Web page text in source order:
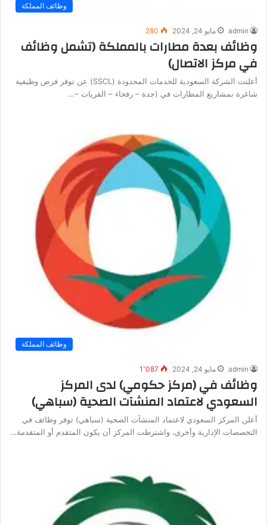
وظائف المملكة
admin مايو 24, 2024 280
وظائف بعدة مطارات بالمملكة (تشمل وظائف
في مركز الاتصال)
أعلنت الشركة السعودية للخدمات المحدودة (SSCL) عن توفر فرص وظيفية
شاغرة بمشاريع المطارات في (جدة – رفحاء – القريات –…
وظائف المملكة
admin مايو 24, 2024 1٬087
وظائف في (مركز حكومي) لدى المركز
السعودي لاعتماد المنشآت الصحية (سباهي)
أعلن المركز السعودي لاعتماد المنشآت الصحية (سباهي) توفر وظائف في
التخصصات الإدارية وأخرى، واشترطت المركز أن يكون المتقدم أو المتقدمة…